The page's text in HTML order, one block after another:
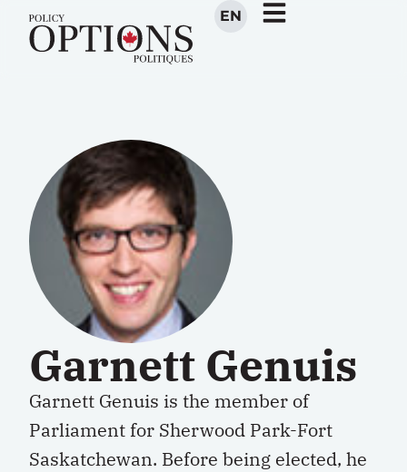
EN
Garnett Genuis
Garnett Genuis is the member of
Parliament for Sherwood Park-Fort
Saskatchewan. Before being elected, he